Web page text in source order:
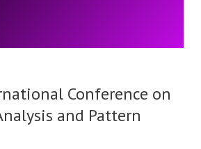
Conference on
and Pattern